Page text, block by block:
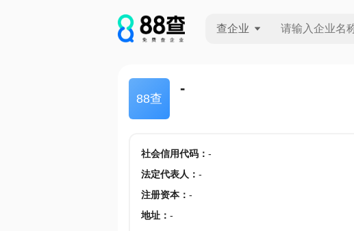
查企业
88查
-
社会信用代码： -
法定代表人 ： -
注册资本： -
地址： -